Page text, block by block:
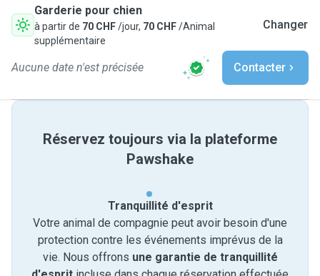
Garderie pour chien
à partir de 70 CHF/jour, 70 CHF/Animal
supplémentaire
Changer
Aucune date n'est précisée Contacter
Réservez toujours via la plateforme
Pawshake
Tranquillité d'esprit
Votre animal de compagnie peut avoir besoin d'une
protection contre les événements imprévus de la
vie. Nous offrons une garantie de tranquillité